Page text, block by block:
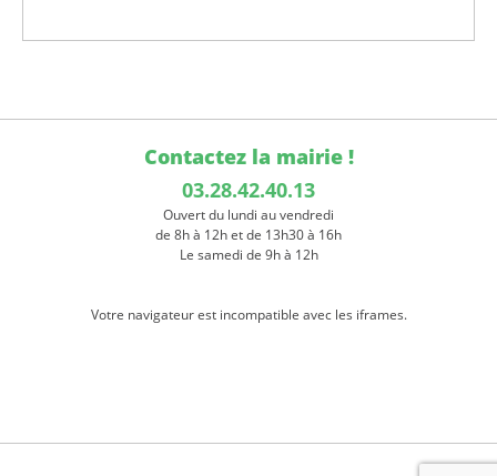
Contactez la mairie !
03.28.42.40.13
Ouvert du lundi au vendredi
de 8h à 12h et de 13h30 à 16h
Le samedi de 9h à 12h
Votre navigateur est incompatible avec les iframes.